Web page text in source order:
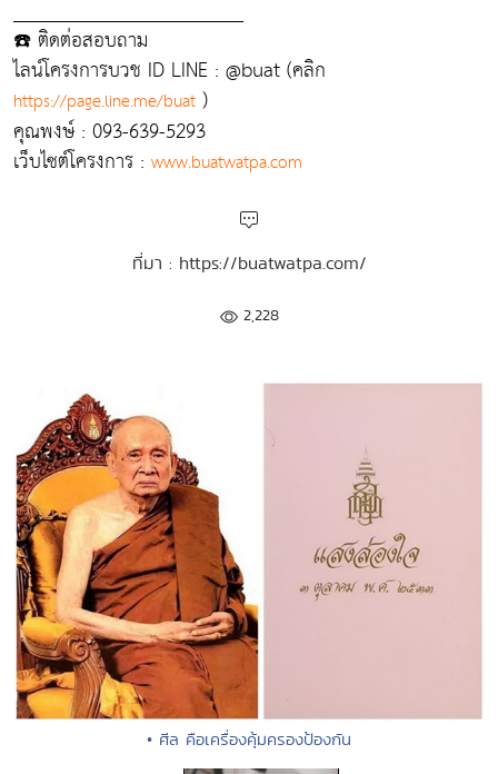
☎️ ติดต่อสอบถาม
ไลน์โครงการบวช ID LINE : @buat (คลิก
https://page.line.me/buat )
คุณพงษ์ : 093-639-5293
เว็บไซต์โครงการ : www.buatwatpa.com
ที่มา : https://buatwatpa.com/
2,228
• ศีล คือเครื่องคุ้มครองป้องกัน